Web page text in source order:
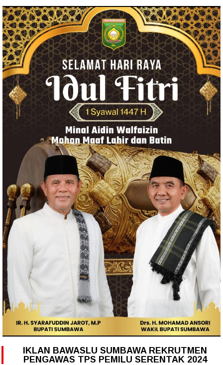
IKLAN BAWASLU SUMBAWA REKRUTMEN
PENGAWAS TPS PEMILU SERENTAK 2024